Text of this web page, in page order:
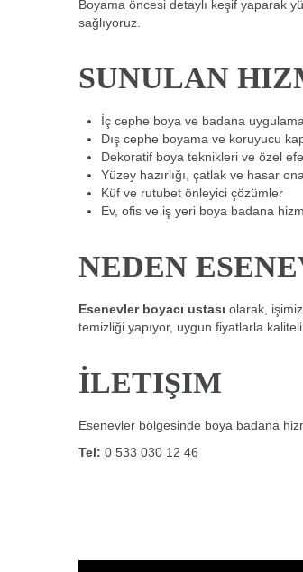
Boyama öncesi detaylı keşif yaparak
sağlıyoruz.
SUNULAN
İç cephe boya ve badana
Dış cephe boyama ve koruyucu
Dekoratif boya teknikleri ve özel
Yüzey hazırlığı, çatlak ve hasar
Küf ve rutubet önleyici çözümler
Ev, ofis ve iş yeri boya badana
NEDEN
Esenevler boyacı ustası olarak,
temizliği yapıyor, uygun fiyatlarla
İLETIŞIM
Esenevler bölgesinde boya badana
Tel: 0 533 030 12 46